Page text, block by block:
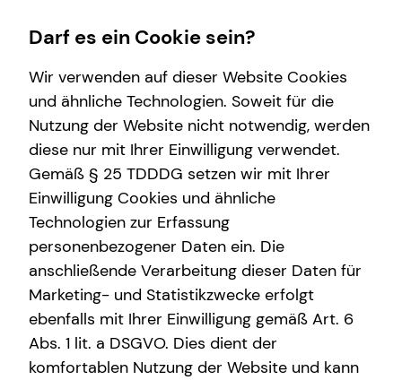
Investment
Überblick
Investmentfonds
Inflationsbegegnung
ELTIF & AIF
Finanzberatung
Spezialisten-Netzwerk
Altersvorsorge
Wissenswertes
Über mich
Über tecis
Service
Kundenportal
Schadenabwicklung
Darf es ein Cookie sein?
Wir verwenden auf dieser Website Cookies
und ähnliche Technologien. Soweit für die
Nutzung der Website nicht notwendig, werden
diese nur mit Ihrer Einwilligung verwendet.
Gemäß § 25 TDDDG setzen wir mit Ihrer
Einwilligung Cookies und ähnliche
Technologien zur Erfassung
personenbezogener Daten ein. Die
anschließende Verarbeitung dieser Daten für
Marketing- und Statistikzwecke erfolgt
ebenfalls mit Ihrer Einwilligung gemäß Art. 6
Abs. 1 lit. a DSGVO. Dies dient der
komfortablen Nutzung der Website und kann